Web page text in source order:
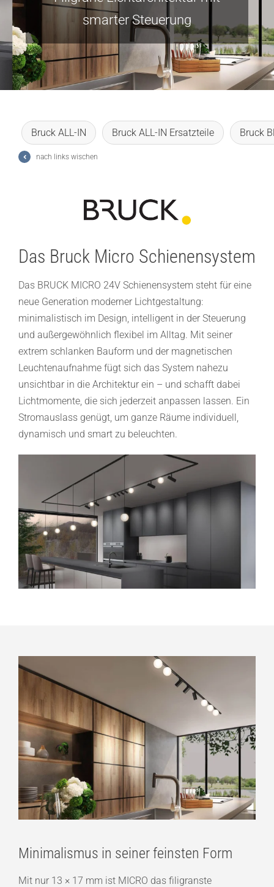
Referenzen
Marken
Sale
smarter Steuerung
Bruck ALL-IN Bruck ALL-IN Ersatzteile Bruck
nach links wischen
Das Bruck Micro Schienensystem
Das BRUCK MICRO 24V Schienensystem steht für eine
neue Generation moderner Lichtgestaltung:
minimalistisch im Design, intelligent in der Steuerung
und außergewöhnlich flexibel im Alltag. Mit seiner
extrem schlanken Bauform und der magnetischen
Leuchtenaufnahme fügt sich das System nahezu
unsichtbar in die Architektur ein – und schafft dabei
Lichtmomente, die sich jederzeit anpassen lassen. Ein
Stromauslass genügt, um ganze Räume individuell,
dynamisch und smart zu beleuchten.
Minimalismus in seiner feinsten Form
Mit nur 13 × 17 mm ist MICRO das filigranste